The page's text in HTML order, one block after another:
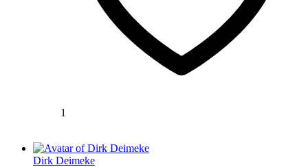
1
Dirk Deimeke